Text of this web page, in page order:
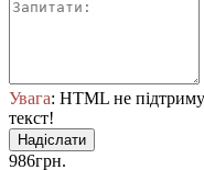
Увага: HTML не
текст!
Надіслати
986грн.